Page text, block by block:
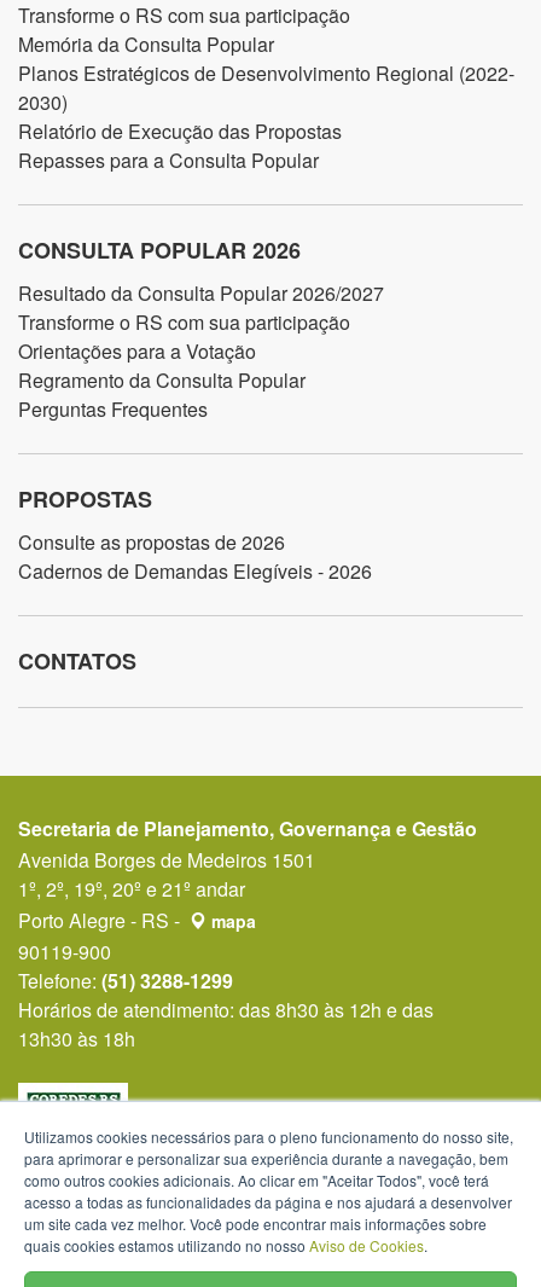
Transforme o RS com sua participação
Memória da Consulta Popular
Planos Estratégicos de Desenvolvimento Regional (2022-
2030)
Relatório de Execução das Propostas
Repasses para a Consulta Popular
CONSULTA POPULAR 2026
Resultado da Consulta Popular 2026/2027
Transforme o RS com sua participação
Orientações para a Votação
Regramento da Consulta Popular
Perguntas Frequentes
PROPOSTAS
Consulte as propostas de 2026
Cadernos de Demandas Elegíveis - 2026
CONTATOS
Secretaria de Planejamento, Governança e Gestão
Avenida Borges de Medeiros 1501
1º, 2º, 19º, 20º e 21º andar
Porto Alegre - RS -
mapa
90119-900
Telefone: (51) 3288-1299
Horários de atendimento: das 8h30 às 12h e das
13h30 às 18h
Utilizamos cookies necessários para o pleno funcionamento do nosso site,
para aprimorar e personalizar sua experiência durante a navegação, bem
como outros cookies adicionais. Ao clicar em "Aceitar Todos", você terá
acesso a todas as funcionalidades da página e nos ajudará a desenvolver
um site cada vez melhor. Você pode encontrar mais informações sobre
quais cookies estamos utilizando no nosso Aviso de Cookies.